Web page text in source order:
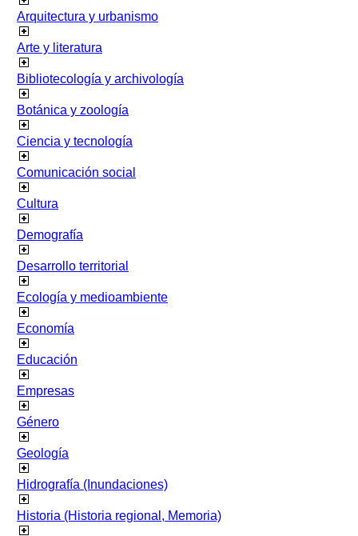
Arquitectura y urbanismo
Arte y literatura
Bibliotecología y archivología
Botánica y zoología
Ciencia y tecnología
Comunicación social
Cultura
Demografía
Desarrollo territorial
Ecología y medioambiente
Economía
Educación
Empresas
Género
Geología
Hidrografía (Inundaciones)
Historia (Historia regional, Memoria)